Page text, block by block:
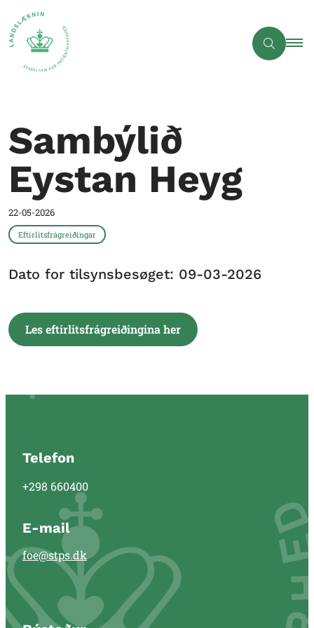
Sambýlið
Eystan Heyg
22-05-2026
Eftirlitsfrágreiðingar
Dato for tilsynsbesøget: 09-03-2026
Les eftirlitsfrágreiðingina her
Telefon
+298 660400
E-mail
foe@stps.dk